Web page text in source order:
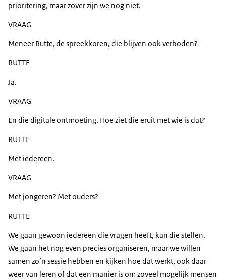
prioritering, maar zover zijn we nog niet.
VRAAG
Meneer Rutte, de spreekkoren, die blijven ook verboden?
RUTTE
Ja.
VRAAG
En die digitale ontmoeting. Hoe ziet die eruit met wie is dat?
RUTTE
Met iedereen.
VRAAG
Met jongeren? Met ouders?
RUTTE
We gaan gewoon iedereen die vragen heeft, kan die stellen.
We gaan het nog even precies organiseren, maar we willen
samen zo’n sessie hebben en kijken hoe dat werkt, ook daar
weer van leren of dat een manier is om zoveel mogelijk mensen